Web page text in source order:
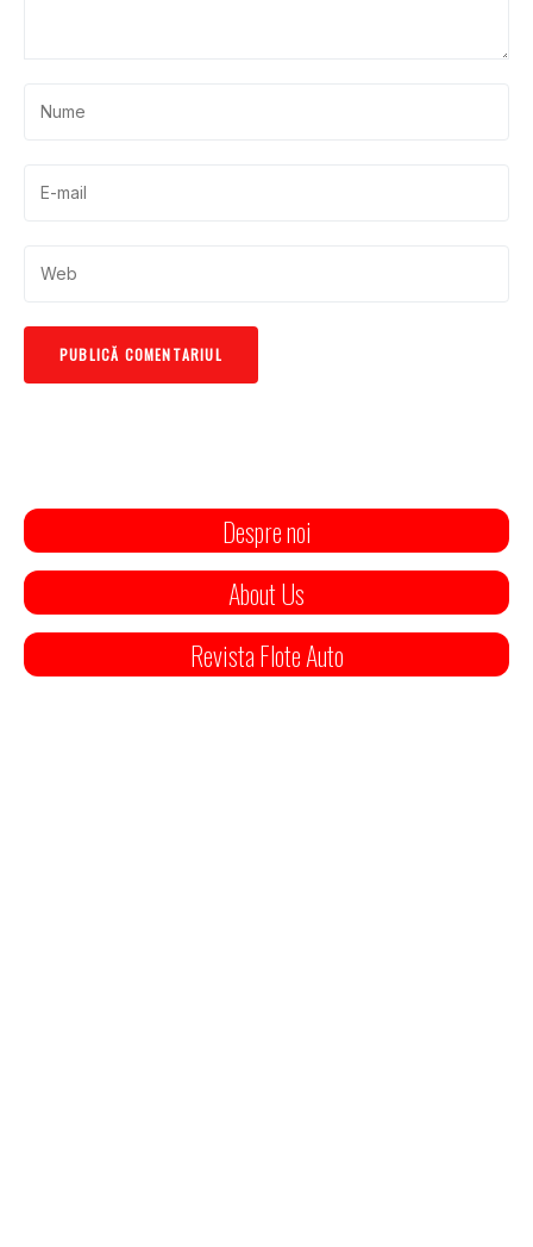
Despre noi
About Us
Revista Flote Auto